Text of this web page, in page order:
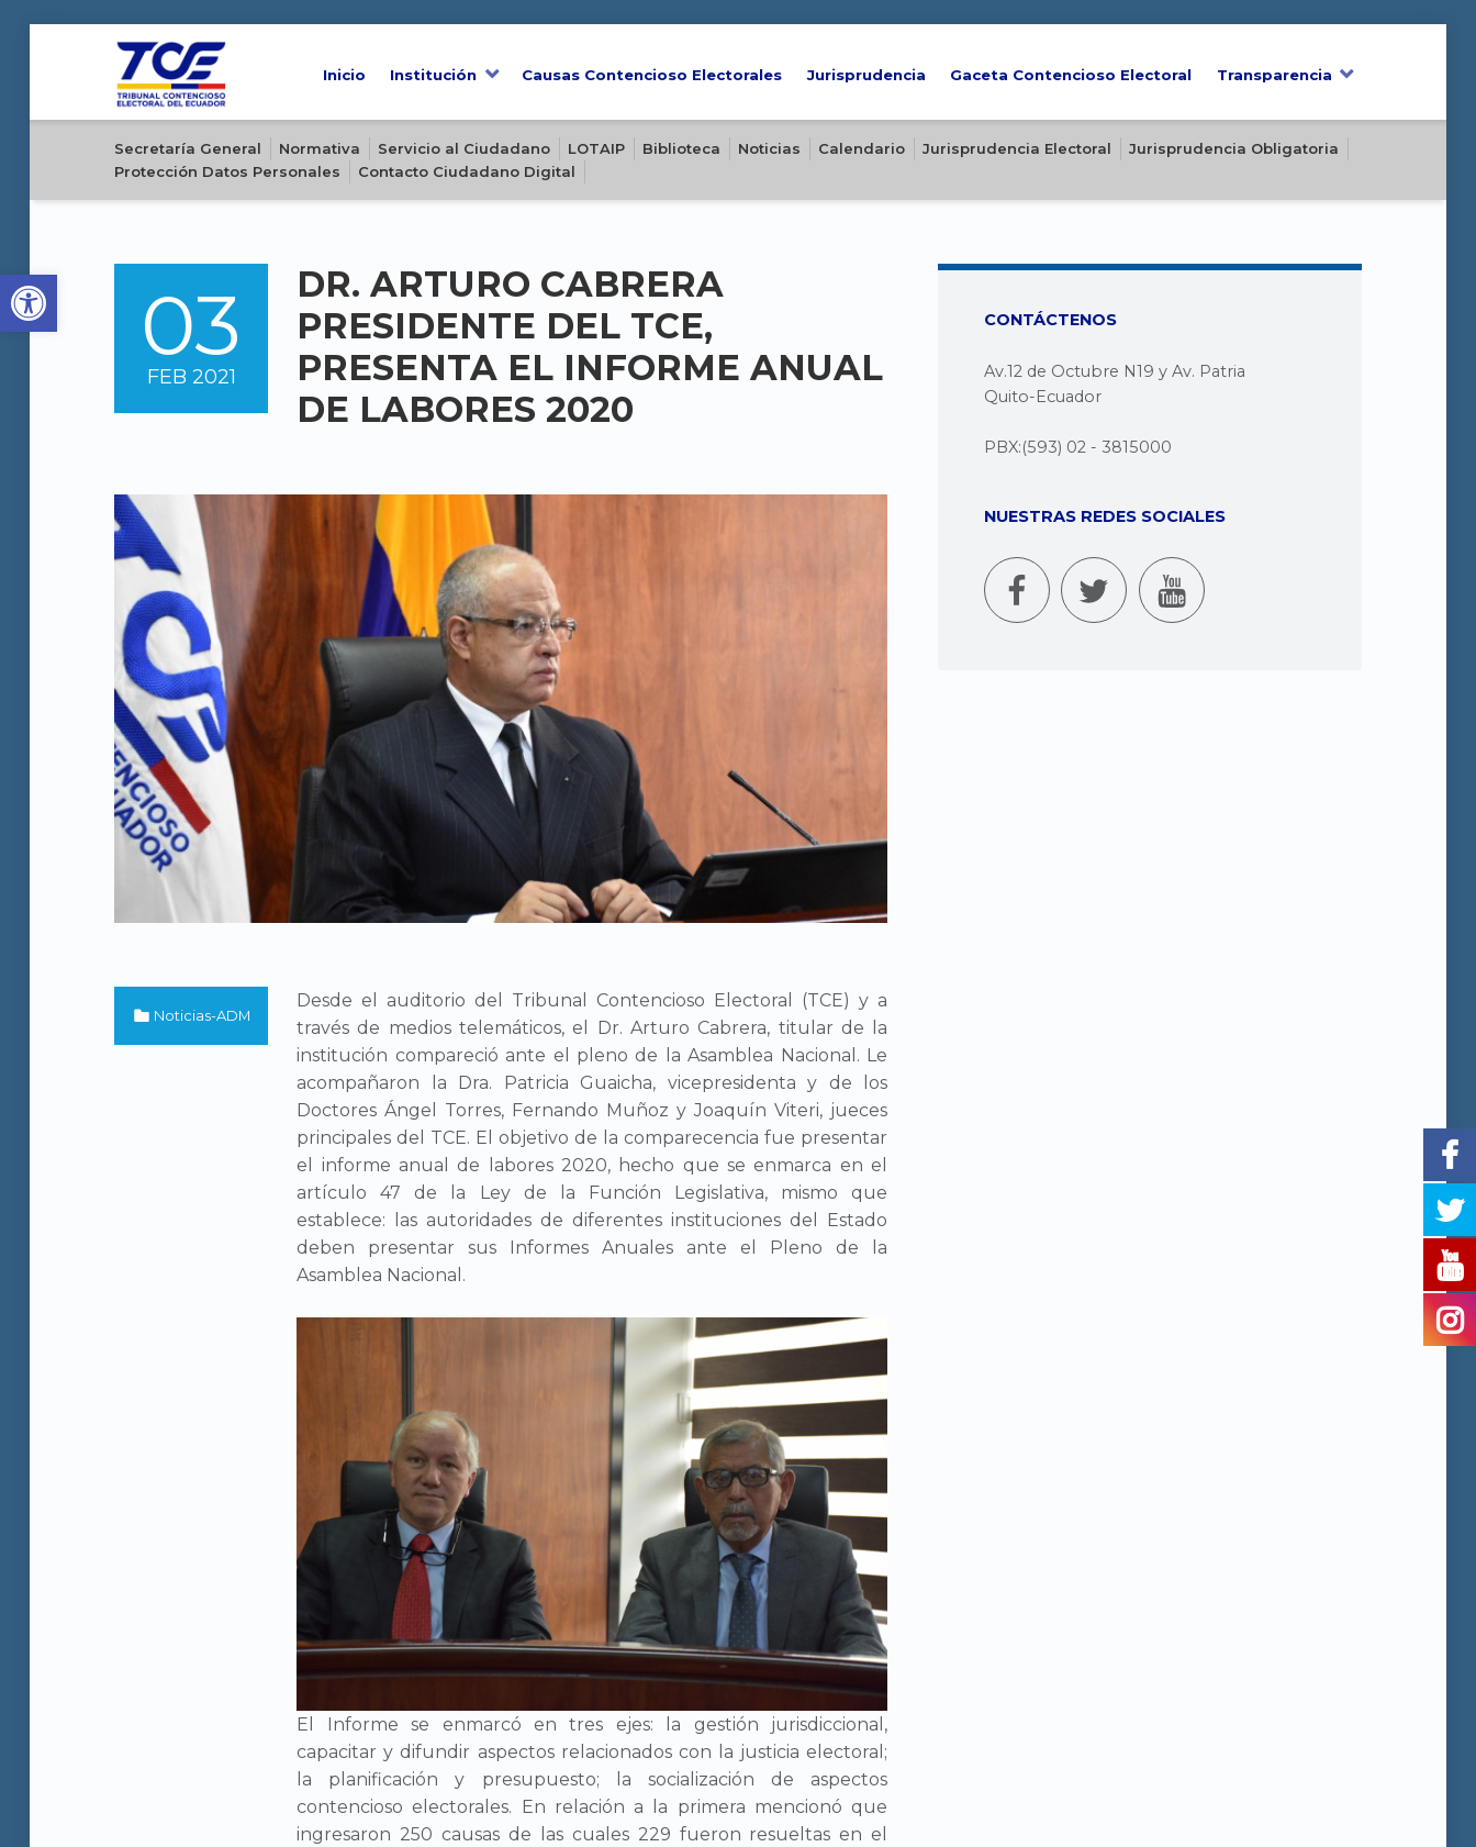
Open toolbar
Inicio Institución Causas Contencioso Electorales Jurisprudencia Gaceta Contencioso Electoral Transparencia
Secretaría General Normativa Servicio al Ciudadano LOTAIP Biblioteca Noticias Calendario Jurisprudencia Electoral
Jurisprudencia Obligatoria
Protección Datos Personales
Contacto Ciudadano Digital
DR. ARTURO CABRERA
PRESIDENTE DEL TCE,
PRESENTA EL INFORME ANUAL
DE LABORES 2020
POSTED ON:
03
FEB 2021
Desde el auditorio del Tribunal Contencioso Electoral (TCE) y a
través de medios telemáticos, el Dr. Arturo Cabrera, titular de la
institución compareció ante el pleno de la Asamblea Nacional. Le
acompañaron la Dra. Patricia Guaicha, vicepresidenta y de los
Doctores Ángel Torres, Fernando Muñoz y Joaquín Viteri, jueces
principales del TCE. El objetivo de la comparecencia fue presentar
el informe anual de labores 2020, hecho que se enmarca en el
artículo 47 de la Ley de la Función Legislativa, mismo que
establece: las autoridades de diferentes instituciones del Estado
deben presentar sus Informes Anuales ante el Pleno de la
Asamblea Nacional.
El Informe se enmarcó en tres ejes: la gestión jurisdiccional,
capacitar y difundir aspectos relacionados con la justicia electoral;
la planificación y presupuesto; la socialización de aspectos
contencioso electorales. En relación a la primera mencionó que
ingresaron 250 causas de las cuales 229 fueron resueltas en el
Categorized in:
Noticias-ADM
CONTÁCTENOS
Av.12 de Octubre N19 y Av. Patria
Quito-Ecuador
PBX:(593) 02 - 3815000
NUESTRAS REDES SOCIALES